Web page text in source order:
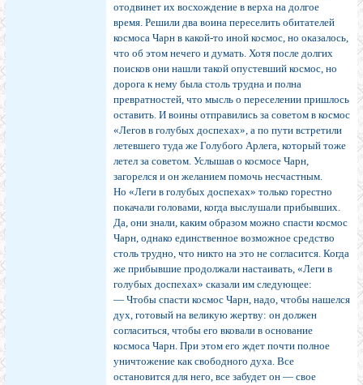
отодвинет их восхождение в верха на долгое
время. Решили два воина переселить обитателей
космоса Чарн в какой-то иной космос, но оказалось,
что об этом нечего и думать. Хотя после долгих
поисков они нашли такой опустевший космос, но
дорога к нему была столь трудна и полна
превратностей, что мысль о переселении пришлось
оставить. И воины отправились за советом в космос
«Легов в голубых доспехах», а по пути встретили
летевшего туда же Голубого Арлега, который тоже
летел за советом. Услышав о космосе Чарн,
загорелся и он желанием помочь несчастным.
Но «Леги в голубых доспехах» только горестно
покачали головами, когда выслушали прибывших.
Да, они знали, каким образом можно спасти космос
Чарн, однако единственное возможное средство
столь трудно, что никто на это не согласится. Когда
же прибывшие продолжали настаивать, «Леги в
голубых доспехах» сказали им следующее:
— Чтобы спасти космос Чарн, надо, чтобы нашелся
дух, готовый на великую жертву: он должен
согласиться, чтобы его вковали в основание
космоса Чарн. При этом его ждет почти полное
уничтожение как свободного духа. Все
остановится для него, все забудет он — свое